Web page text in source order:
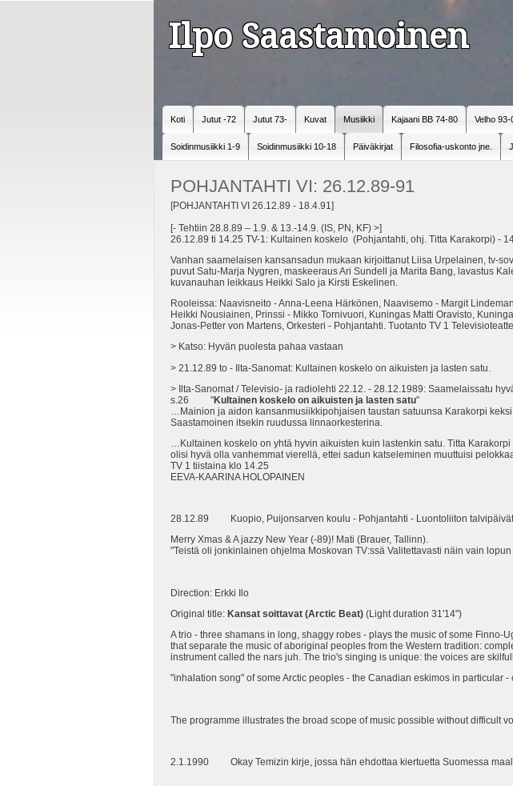
Ilpo Saastamoinen
Koti Jutut -72 Jutut 73- Kuvat Musiikki Kajaani BB 74-80 Velho 93-
Soidinmusiikki 1-9 Soidinmusiikki 10-18 Päiväkirjat Filosofia-uskonto jne.
POHJANTAHTI VI: 26.12.89-91
[POHJANTAHTI VI 26.12.89 - 18.4.91]
[- Tehtiin 28.8.89 – 1.9. & 13.-14.9. (IS, PN, KF) >]
26.12.89 ti 14.25 TV-1: Kultainen koskelo (Pohjantahti, ohj. Titta Karakorpi) -
Vanhan saamelaisen kansansadun mukaan kirjoittanut Liisa Urpelainen, tv-
puvut Satu-Marja Nygren, maskeeraus Ari Sundell ja Marita Bang, lavastus
kuvanauhan leikkaus Heikki Salo ja Kirsti Eskelinen.
Rooleissa: Naavisneito - Anna-Leena Härkönen, Naavisemo - Margit
Heikki Nousiainen, Prinssi - Mikko Tornivuori, Kuningas Matti Oravisto,
Jonas-Petter von Martens, Orkesteri - Pohjantahti. Tuotanto TV 1
> Katso: Hyvän puolesta pahaa vastaan
> 21.12.89 to - Ilta-Sanomat: Kultainen koskelo on aikuisten ja lasten satu.
> Ilta-Sanomat / Televisio- ja radiolehti 22.12. - 28.12.1989: Saamelaissatu
s.26 "Kultainen koskelo on aikuisten ja lasten satu"
…Mainion ja aidon kansanmusiikkipohjaisen taustan satuunsa Karakorpi
Saastamoinen itsekin ruudussa linnaorkesterina.
…Kultainen koskelo on yhtä hyvin aikuisten kuin lastenkin satu. Titta
olisi hyvä olla vanhemmat vierellä, ettei sadun katseleminen muuttuisi
TV 1 tiistaina klo 14.25
EEVA-KAARINA HOLOPAINEN
28.12.89 Kuopio, Puijonsarven koulu - Pohjantahti - Luontoliiton talvipäivät
Merry Xmas & A jazzy New Year (-89)! Mati (Brauer, Tallinn).
"Teistä oli jonkinlainen ohjelma Moskovan TV:ssä Valitettavasti näin vain
Direction: Erkki Ilo
Original title: Kansat soittavat (Arctic Beat) (Light duration 31'14")
A trio - three shamans in long, shaggy robes - plays the music of some
that separate the music of aboriginal peoples from the Western tradition:
instrument called the nars juh. The trio's singing is unique: the voices are
"inhalation song" of some Arctic peoples - the Canadian eskimos in
The programme illustrates the broad scope of music possible without difficult
2.1.1990 Okay Temizin kirje, jossa hän ehdottaa kiertuetta Suomessa